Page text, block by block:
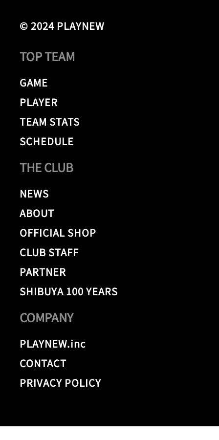
© 2024 PLAYNEW
THE CLUB
NEWS
ABOUT
OFFICIAL SHOP
CLUB STAFF
PARTNER
SHIBUYA 100 YEARS
COMPANY
PLAYNEW.inc
CONTACT
PRIVACY POLICY
TOP TEAM
GAME
PLAYER
TEAM STATS
SCHEDULE